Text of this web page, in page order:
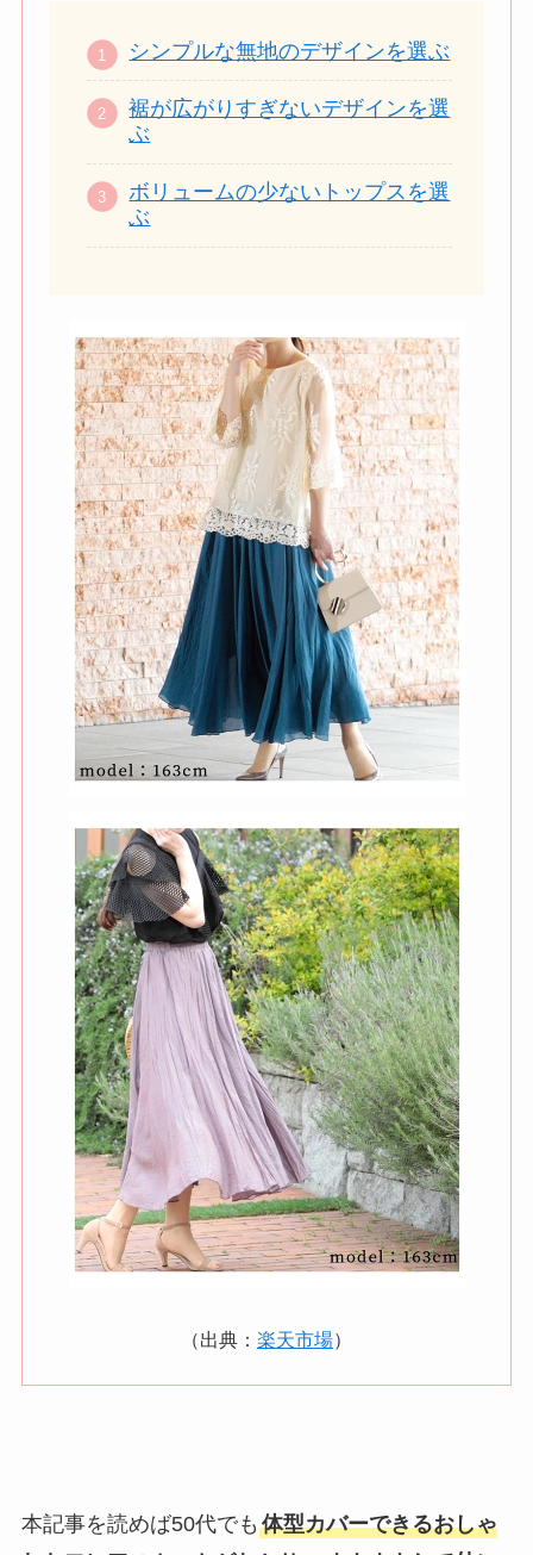
シンプルな無地のデザインを選ぶ
裾が広がりすぎないデザインを選
ぶ
ボリュームの少ないトップスを選
ぶ
（出典： 楽天市場）
本記事を読めば50代でも 体型カバーできるおしゃ